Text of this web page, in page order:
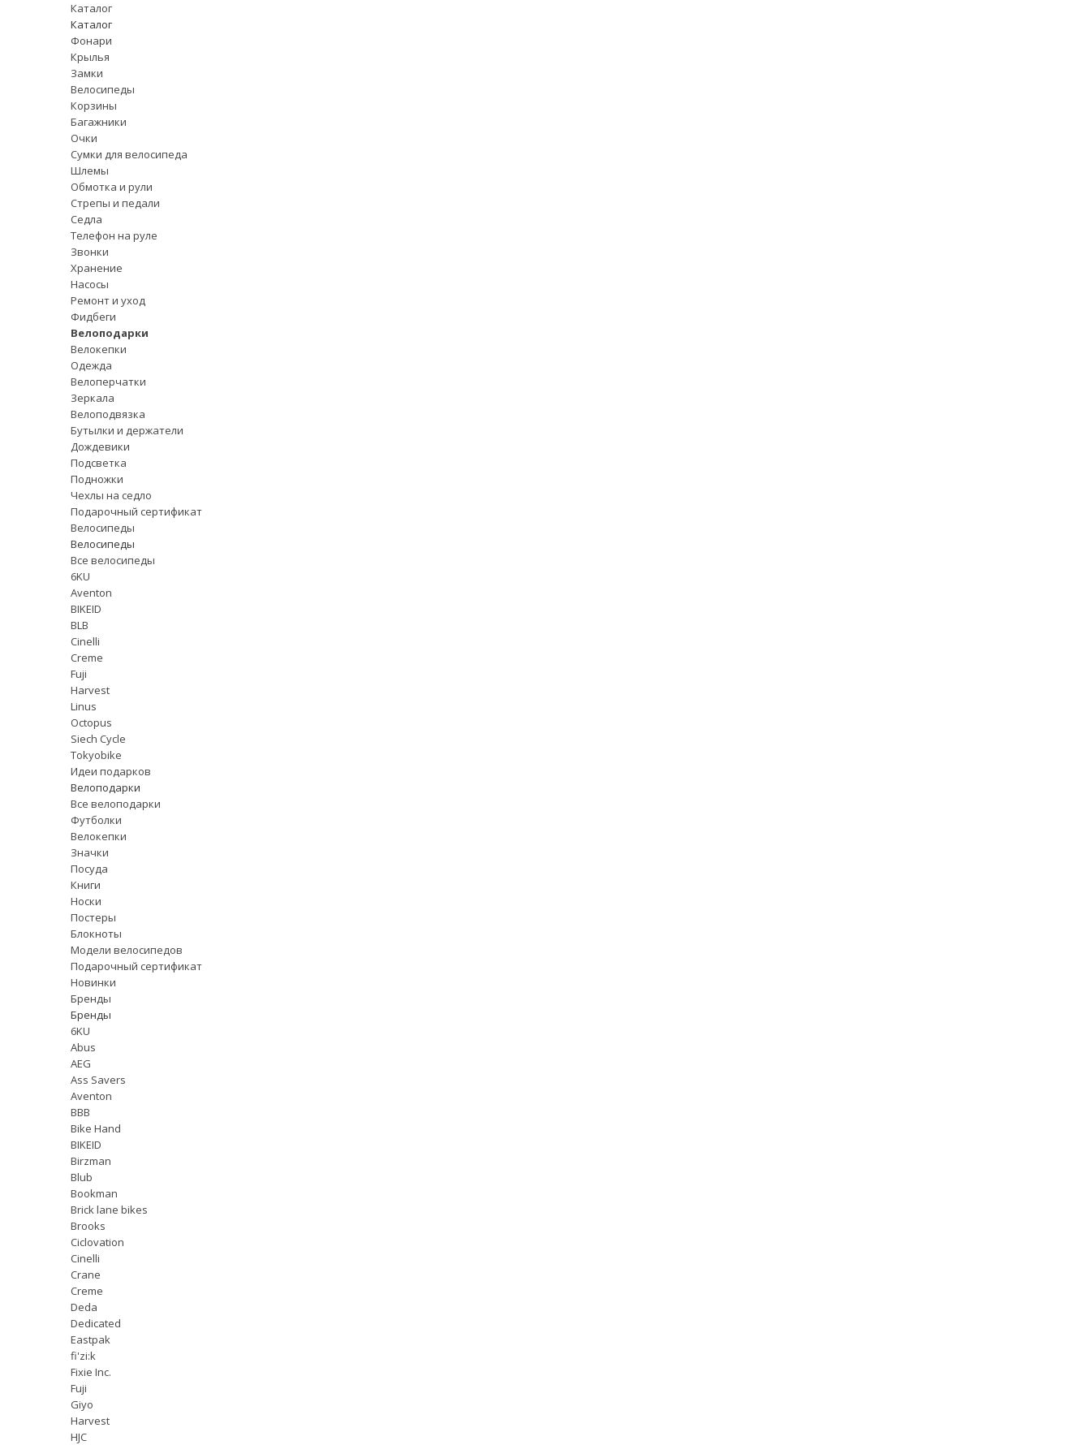
Каталог
Каталог
Фонари
Крылья
Замки
Велосипеды
Корзины
Багажники
Очки
Сумки для велосипеда
Шлемы
Обмотка и рули
Стрепы и педали
Седла
Телефон на руле
Звонки
Хранение
Насосы
Ремонт и уход
Фидбеги
Велоподарки
Велокепки
Одежда
Велоперчатки
Зеркала
Велоподвязка
Бутылки и держатели
Дождевики
Подсветка
Подножки
Чехлы на седло
Подарочный сертификат
Велосипеды
Велосипеды
Все велосипеды
6KU
Aventon
BIKEID
BLB
Cinelli
Creme
Fuji
Harvest
Linus
Octopus
Siech Cycle
Tokyobike
Идеи подарков
Велоподарки
Все велоподарки
Футболки
Велокепки
Значки
Посуда
Книги
Носки
Постеры
Блокноты
Модели велосипедов
Подарочный сертификат
Новинки
Бренды
Бренды
6KU
Abus
AEG
Ass Savers
Aventon
BBB
Bike Hand
BIKEID
Birzman
Blub
Bookman
Brick lane bikes
Brooks
Ciclovation
Cinelli
Crane
Creme
Deda
Dedicated
Eastpak
fi'zi:k
Fixie Inc.
Fuji
Giyo
Harvest
HJC